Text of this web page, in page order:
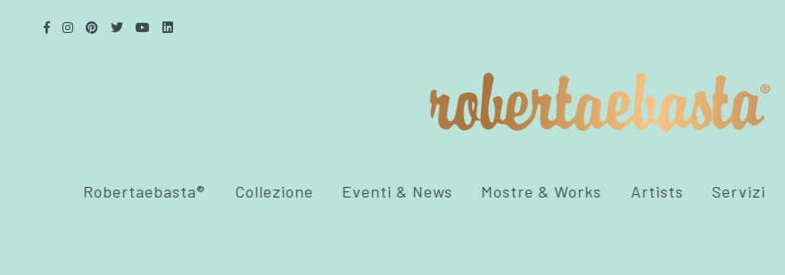
Robertaebasta® Collezione Eventi & News Mostre & Works Artists Servizi